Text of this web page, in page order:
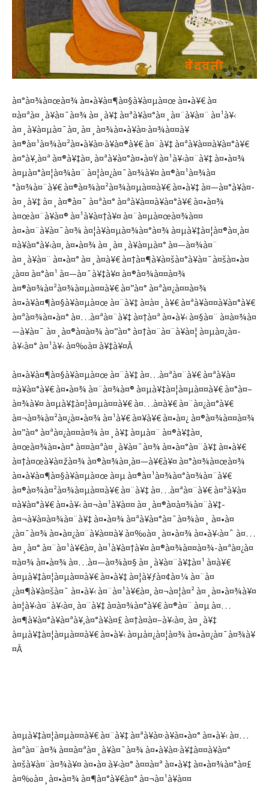
à¤°à¤¾à¤œà¤¾ à¤•à¥à¤¶à¤§à¥à¤µà¤œ à¤•à¥€ à¤
¤à¤ªà¤¸à¥à¤¯à¤¾ à¤¸à¥‡ à¤ªà¥à¤°à¤¸à¤¨à¥à¤¨ à¤¹à¥‹
à¤¸à¥à¤µà¤¯à¤‚ à¤¸à¤¾à¤•à¥à¤·à¤¾à¤¤à¥
à¤®à¤¹à¤¾à¤²à¤•à¥à¤·à¥à¤®à¥€ à¤¨à¥‡ à¤ªà¥à¤¤à¥à¤°à¥€
à¤°à¥‚à¤ª à¤®à¥‡à¤‚ à¤ªà¥à¤°à¤•à¤Ÿ à¤¹à¥‹à¤¨à¥‡ à¤•à¤¾
à¤µà¤°à¤¦à¤¾à¤¨ à¤¦à¤¿à¤¯à¤¾à¥¤ à¤®à¤¹à¤¾à¤
°à¤¾à¤¨à¥€ à¤®à¤¾à¤²à¤¾à¤µà¤¤à¥€ à¤•à¥‡ à¤—à¤°à¥à¤­
à¤¸à¥‡ à¤¸à¤®à¤¯ à¤ªà¤° à¤ªà¥à¤¤à¥à¤°à¥€ à¤•à¤¾
à¤œà¤¨à¥à¤® à¤¹à¥à¤†à¥¤ à¤¨à¤µà¤œà¤¾à¤¤
à¤•à¤¨à¥à¤¯à¤¾ à¤¦à¥à¤µà¤¾à¤°à¤¾ à¤µà¥‡à¤¦à¤®à¤‚à¤
¤à¥à¤°à¥‹à¤‚ à¤•à¤¾ à¤¸à¤¸à¥à¤µà¤° à¤—à¤¾à¤¨
à¤¸à¥à¤¨ à¤•à¤° à¤¸à¤­à¥€ à¤†à¤¶à¥à¤šà¤°à¥à¤¯à¤šà¤•à¤
¿à¤¤ à¤°à¤¹ à¤—à¤¯à¥‡à¥¤ à¤®à¤¾à¤¤à¤¾
à¤®à¤¾à¤²à¤¾à¤µà¤¤à¥€ à¤”à¤° à¤ªà¤¿à¤¤à¤¾
à¤•à¥à¤¶à¤§à¥à¤µà¤œ à¤¨à¥‡ à¤à¤¸à¥€ à¤ªà¥à¤¤à¥à¤°à¥€
à¤ªà¤¾à¤•à¤° à¤…à¤ªà¤¨à¥‡ à¤†à¤ª à¤•à¥‹ à¤§à¤¨ à¤­à¤¾à¤
—à¥à¤¯ à¤¸à¤®à¤à¤¾ à¤”à¤° à¤†à¤¨à¤¨à¥à¤¦ à¤µà¤¿à¤­
à¥‹à¤° à¤¹à¥‹ à¤‰à¤ à¥‡à¥¤Â
à¤•à¥à¤¶à¤§à¥à¤µà¤œ à¤¨à¥‡ à¤…à¤ªà¤¨à¥€ à¤ªà¥à¤
¤à¥à¤°à¥€ à¤•à¤¾ à¤¨à¤¾à¤® à¤µà¥‡à¤¦à¤µà¤¤à¥€ à¤°à¤–
à¤¾à¥¤ à¤µà¥‡à¤¦à¤µà¤¤à¥€ à¤…à¤­à¥€ à¤¨à¤¿à¤°à¥€
à¤¬à¤¾à¤²à¤¿à¤•à¤¾ à¤¹à¥€ à¤¥à¥€ à¤•à¤¿ à¤®à¤¾à¤¤à¤¾
à¤”à¤° à¤ªà¤¿à¤¤à¤¾ à¤¸à¥‡ à¤µà¤¨ à¤®à¥‡à¤‚
à¤œà¤¾à¤•à¤° à¤¤à¤ªà¤¸à¥à¤¯à¤¾ à¤•à¤°à¤¨à¥‡ à¤•à¥€
à¤†à¤œà¥à¤žà¤¾ à¤®à¤¾à¤‚à¤—à¥€à¥¤ à¤°à¤¾à¤œà¤¾
à¤•à¥à¤¶à¤§à¥à¤µà¤œ à¤µ à¤®à¤¹à¤¾à¤°à¤¾à¤¨à¥€
à¤®à¤¾à¤²à¤¾à¤µà¤¤à¥€ à¤¨à¥‡ à¤…à¤ªà¤¨à¥€ à¤ªà¥à¤
¤à¥à¤°à¥€ à¤•à¥‹ à¤¬à¤¹à¥à¤¤ à¤¸à¤®à¤à¤¾à¤¨à¥‡-
à¤¬à¥à¤à¤¾à¤¨à¥‡ à¤•à¤¾ à¤ªà¥à¤°à¤¯à¤¾à¤¸ à¤•à¤
¿à¤¯à¤¾ à¤•à¤¿à¤¨à¥à¤¤à¥ à¤‰à¤¸à¤•à¤¾ à¤•à¥‹à¤ˆ à¤…
à¤¸à¤° à¤¨à¤¹à¥€à¤‚ à¤¹à¥à¤†à¥¤ à¤®à¤¾à¤¤à¤¾-à¤ªà¤¿à¤
¤à¤¾ à¤•à¤¾ à¤…à¤—à¤¾à¤§ à¤¸à¥à¤¨à¥‡à¤¹ à¤­à¥€
à¤µà¥‡à¤¦à¤µà¤¤à¥€ à¤•à¥‡ à¤¦à¥ƒà¤¢à¤¼ à¤¨à¤
¿à¤¶à¥à¤šà¤¯ à¤•à¥‹ à¤¨à¤¹à¥€à¤‚ à¤¬à¤¦à¤² à¤¸à¤•à¤¾à¥¤
à¤¦à¥‹à¤¨à¥‹à¤‚ à¤¨à¥‡ à¤­à¤¾à¤°à¥€ à¤®à¤¨ à¤µ à¤…
à¤¶à¥à¤°à¥à¤ªà¥‚à¤°à¥à¤£ à¤†à¤à¤–à¥‹à¤‚ à¤¸à¥‡
à¤µà¥‡à¤¦à¤µà¤¤à¥€ à¤•à¥‹ à¤µà¤¿à¤¦à¤¾ à¤•à¤¿à¤¯à¤¾à¥
¤Â
à¤µà¥‡à¤¦à¤µà¤¤à¥€ à¤¨à¥‡ à¤ªà¥à¤·à¥à¤•à¤° à¤•à¥‹ à¤…
à¤ªà¤¨à¤¾ à¤¤à¤ªà¤¸à¥à¤¯à¤¾ à¤•à¥à¤·à¥‡à¤¤à¥à¤°
à¤šà¥à¤¨à¤¾à¥¤ à¤•à¤ à¥‹à¤° à¤¤à¤ª à¤•à¥‡ à¤•à¤¾à¤°à¤£
à¤‰à¤¸à¤•à¤¾ à¤¶à¤°à¥€à¤° à¤¬à¤¹à¥à¤¤